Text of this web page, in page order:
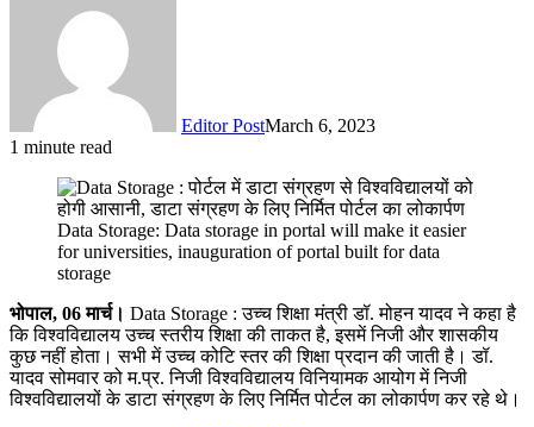
Editor PostMarch 6, 2023
1 minute read
Data Storage: Data storage in portal will make it easier
for universities, inauguration of portal built for data
storage
भोपाल, 06 मार्च। Data Storage : उच्च शिक्षा मंत्री डॉ. मोहन यादव ने कहा है
कि विश्वविद्यालय उच्च स्तरीय शिक्षा की ताकत है, इसमें निजी और शासकीय
कुछ नहीं होता। सभी में उच्च कोटि स्तर की शिक्षा प्रदान की जाती है। डॉ.
यादव सोमवार को म.प्र. निजी विश्वविद्यालय विनियामक आयोग में निजी
विश्वविद्यालयों के डाटा संग्रहण के लिए निर्मित पोर्टल का लोकार्पण कर रहे थे।